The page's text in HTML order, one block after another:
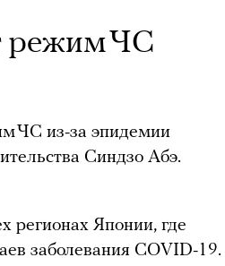
режим ЧС
ЧС из-за эпидемии
Синдзо Абэ.
регионах Японии, где
заболевания COVID-19.